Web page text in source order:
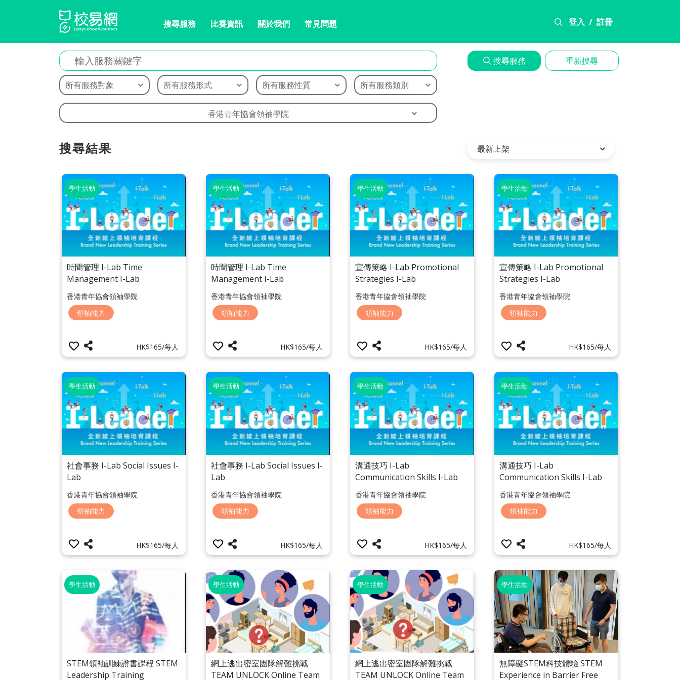
登入 / 註冊
搜尋服務 比賽資訊 關於我們 常見問題
所有服務對象 所有服務形式 所有服務性質 所有服務類別
香港青年協會領袖學院
搜尋服務 重新搜尋
搜尋結果
學生活動
時間管理 I-Lab Time
Management I-Lab
香港青年協會領袖學院
領袖能力
HK$165/每人
學生活動
時間管理 I-Lab Time
Management I-Lab
香港青年協會領袖學院
領袖能力
HK$165/每人
學生活動
宣傳策略 I-Lab Promotional
Strategies I-Lab
香港青年協會領袖學院
領袖能力
HK$165/每人
學生活動
宣傳策略 I-Lab Promotional
Strategies I-Lab
香港青年協會領袖學院
領袖能力
HK$165/每人
學生活動
社會事務 I-Lab Social Issues I-
Lab
香港青年協會領袖學院
領袖能力
HK$165/每人
學生活動
社會事務 I-Lab Social Issues I-
Lab
香港青年協會領袖學院
領袖能力
HK$165/每人
學生活動
溝通技巧 I-Lab
Communication Skills I-Lab
香港青年協會領袖學院
領袖能力
HK$165/每人
學生活動
溝通技巧 I-Lab
Communication Skills I-Lab
香港青年協會領袖學院
領袖能力
HK$165/每人
學生活動
STEM領袖訓練證書課程 STEM
Leadership Training
學生活動
網上逃出密室團隊解難挑戰
TEAM UNLOCK Online Team
學生活動
網上逃出密室團隊解難挑戰
TEAM UNLOCK Online Team
學生活動
無障礙STEM科技體驗 STEM
Experience in Barrier Free